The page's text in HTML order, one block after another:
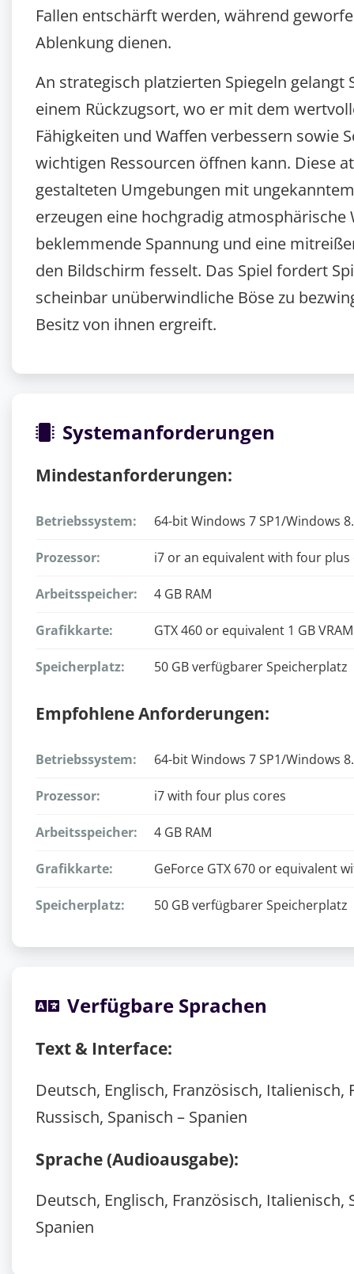
Fallen entschärft werden, während
Ablenkung dienen.
An strategisch platzierten Spiegeln gelangt
einem Rückzugsort, wo er mit dem
Fähigkeiten und Waffen verbessern sowie
wichtigen Ressourcen öffnen kann. Diese
gestalteten Umgebungen mit
erzeugen eine hochgradig atmosphärische
beklemmende Spannung und eine
den Bildschirm fesselt. Das Spiel fordert
scheinbar unüberwindliche Böse zu
Besitz von ihnen ergreift.
Systemanforderungen
Mindestanforderungen:
Betriebssystem: 64-bit Windows 7 SP1/Windows
Prozessor: i7 or an equivalent with four
Arbeitsspeicher: 4 GB RAM
Grafikkarte: GTX 460 or equivalent 1 GB
Speicherplatz: 50 GB verfügbarer Speicherplatz
Empfohlene Anforderungen:
Betriebssystem: 64-bit Windows 7 SP1/Windows
Prozessor: i7 with four plus cores
Arbeitsspeicher: 4 GB RAM
Grafikkarte: GeForce GTX 670 or equivalent
Speicherplatz: 50 GB verfügbarer Speicherplatz
Verfügbare Sprachen
Text & Interface:
Deutsch, Englisch, Französisch, Italienisch,
Russisch, Spanisch – Spanien
Sprache (Audioausgabe):
Deutsch, Englisch, Französisch, Italienisch,
Spanien